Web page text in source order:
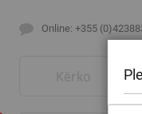
Online: +355